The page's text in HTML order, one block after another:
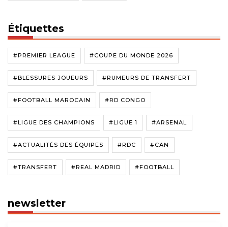
Étiquettes
#PREMIER LEAGUE #COUPE DU MONDE 2026
#BLESSURES JOUEURS #RUMEURS DE TRANSFERT
#FOOTBALL MAROCAIN #RD CONGO
#LIGUE DES CHAMPIONS #LIGUE 1 #ARSENAL
#ACTUALITÉS DES ÉQUIPES #RDC #CAN
#TRANSFERT #REAL MADRID #FOOTBALL
newsletter